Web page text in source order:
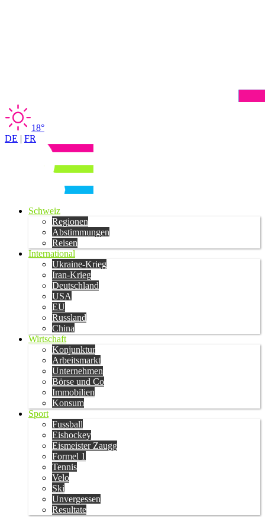
18°
DE | FR
Schweiz
Regionen
Abstimmungen
Reisen
International
Ukraine-Krieg
Iran-Krieg
Deutschland
USA
EU
Russland
China
Wirtschaft
Konjunktur
Arbeitsmarkt
Unternehmen
Börse und Co
Immobilien
Konsum
Sport
Fussball
Eishockey
Eismeister Zaugg
Formel 1
Tennis
Velo
Ski
Unvergessen
Resultate